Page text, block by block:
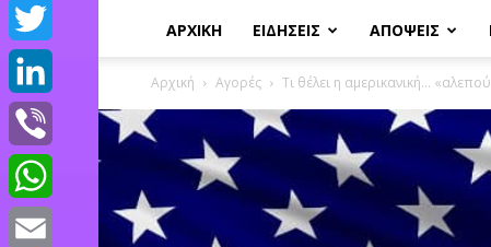
ΑΡΧΙΚΗ ΕΙΔΗΣΕΙΣ ΑΠΟΨΕΙΣ
Αρχική Αγορές Τι θέλει η αμερικανική…
Facebook
Twitter
LinkedIn
Viber
WhatsApp